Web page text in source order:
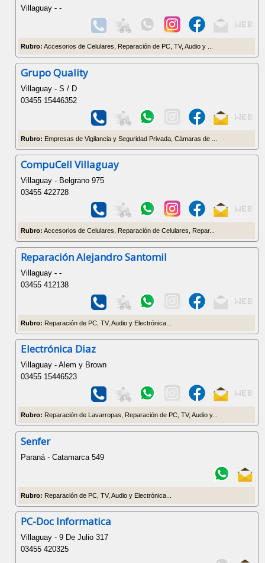
Villaguay - -
Rubro: Accesorios de Celulares, Reparación de PC, TV, Audio y ...
Grupo Quality
Villaguay - S / D
03455 15446352
Rubro: Empresas de Vigilancia y Seguridad Privada, Cámaras de ...
CompuCell Villaguay
Villaguay - Belgrano 975
03455 422728
Rubro: Accesorios de Celulares, Reparación de Celulares, Repar...
Reparación Alejandro Santomil
Villaguay - -
03455 412138
Rubro: Reparación de PC, TV, Audio y Electrónica...
Electrónica Diaz
Villaguay - Alem y Brown
03455 15446523
Rubro: Reparación de Lavarropas, Reparación de PC, TV, Audio y...
Senfer
Paraná - Catamarca 549
Rubro: Reparación de PC, TV, Audio y Electrónica...
PC-Doc Informatica
Villaguay - 9 De Julio 317
03455 420325